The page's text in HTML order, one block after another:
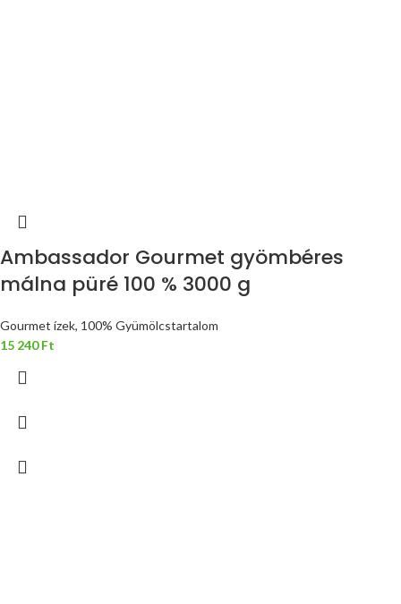
Ambassador Gourmet gyömbéres
málna püré 100 % 3000 g
Gourmet ízek, 100% Gyümölcstartalom
15 240Ft